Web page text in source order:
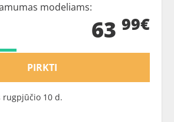
modeliams:
63 99€
PIRKTI
rugpjūčio 10 d.